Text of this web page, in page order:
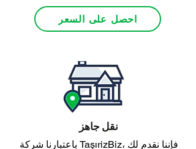
احصل على السعر
نقل جاهز
باعتبارنا شركة TaşırizBiz، فإننا نقدم لك